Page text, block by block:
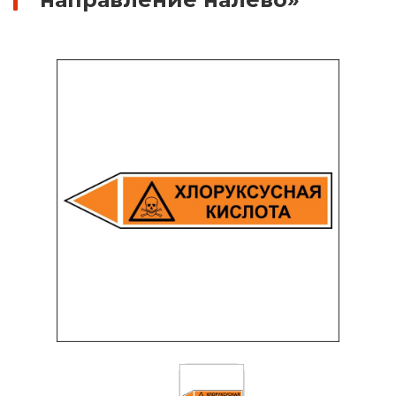
Светодиодные дорожные знаки
Передвижные заградительные знаки
Светодиодные знаки на солнечной
Саратов